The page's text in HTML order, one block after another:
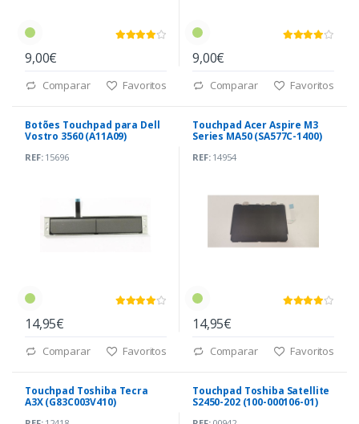
9,00€
Comparar Favoritos
9,00€
Comparar Favoritos
Botões Touchpad para Dell
Vostro 3560 (A11A09)
REF:15696
14,95€
Comparar Favoritos
Touchpad Acer Aspire M3
Series MA50 (SA577C-1400)
REF:14954
14,95€
Comparar Favoritos
Touchpad Toshiba Tecra
A3X (G83C003V410)
Touchpad Toshiba Satellite
S2450-202 (100-000106-01)